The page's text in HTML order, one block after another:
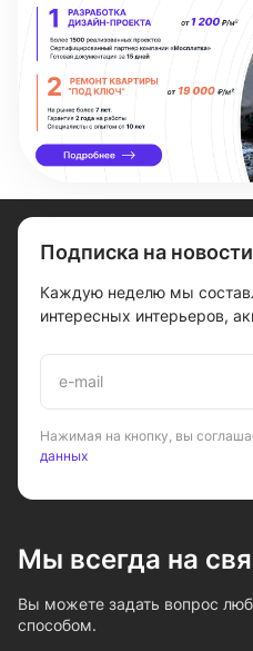
Подписка на новости
Каждую неделю мы
интересных интерьеров,
Нажимая на кнопку, вы
данных
Мы всегда на
Вы можете задать вопрос
способом.